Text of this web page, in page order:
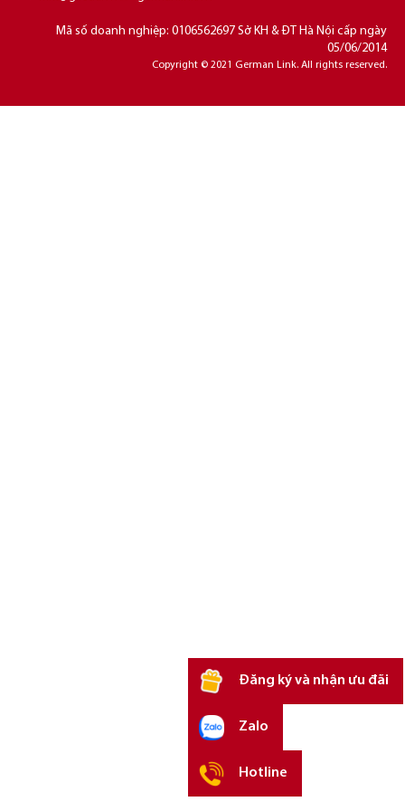
Mã số doanh nghiệp: 0106562697 Sở KH & ĐT Hà Nội cấp ngày
05/06/2014
Copyright © 2021 German Link. All rights reserved.
Đăng ký và nhận ưu đãi
Zalo
Hotline